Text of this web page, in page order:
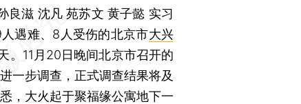
良滋 沈凡 苑苏文 黄子懿 实习
遇难、8人受伤的北京市大兴
。11月20日晚间北京市召开的
一步调查，正式调查结果将及
，大火起于聚福缘公寓地下一